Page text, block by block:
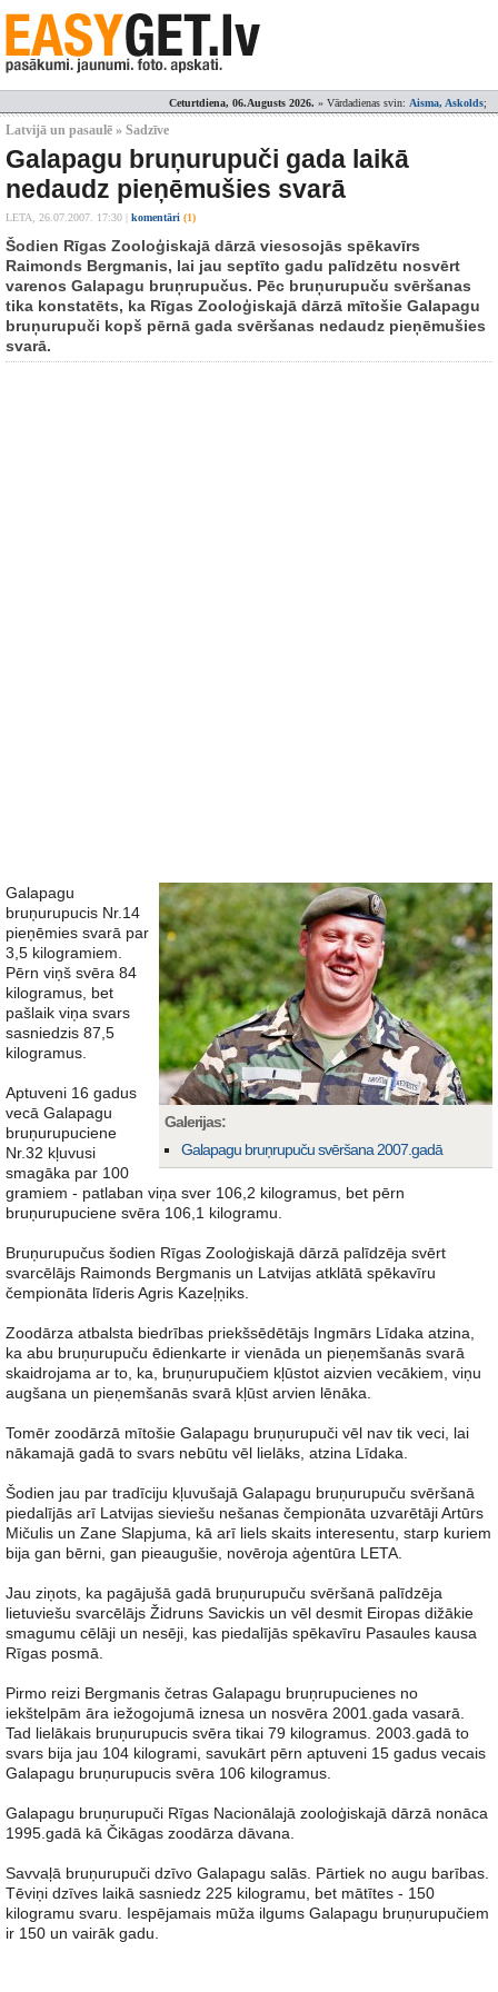
Ceturtdiena, 06.Augusts 2026. » Vārdadienas svin: Aisma, Askolds;
Latvijā un pasaulē » Sadzīve
Galapagu bruņurupuči gada laikā
nedaudz pieņēmušies svarā
LETA, 26.07.2007. 17:30 komentāri (1)
Šodien Rīgas Zooloģiskajā dārzā viesosojās spēkavīrs
Raimonds Bergmanis, lai jau septīto gadu palīdzētu nosvērt
varenos Galapagu bruņrupučus. Pēc bruņurupuču svēršanas
tika konstatēts, ka Rīgas Zooloģiskajā dārzā mītošie Galapagu
bruņurupuči kopš pērnā gada svēršanas nedaudz pieņēmušies
svarā.
Galerijas:
Galapagu bruņrupuču svēršana 2007.gadā
Galapagu
bruņurupucis Nr.14
pieņēmies svarā par
3,5 kilogramiem.
Pērn viņš svēra 84
kilogramus, bet
pašlaik viņa svars
sasniedzis 87,5
kilogramus.
Aptuveni 16 gadus
vecā Galapagu
bruņurupuciene
Nr.32 kļuvusi
smagāka par 100
gramiem - patlaban viņa sver 106,2 kilogramus, bet pērn
bruņurupuciene svēra 106,1 kilogramu.
Bruņurupučus šodien Rīgas Zooloģiskajā dārzā palīdzēja svērt
svarcēlājs Raimonds Bergmanis un Latvijas atklātā spēkavīru
čempionāta līderis Agris Kazeļņiks.
Zoodārza atbalsta biedrības priekšsēdētājs Ingmārs Līdaka atzina,
ka abu bruņurupuču ēdienkarte ir vienāda un pieņemšanās svarā
skaidrojama ar to, ka, bruņurupučiem kļūstot aizvien vecākiem, viņu
augšana un pieņemšanās svarā kļūst arvien lēnāka.
Tomēr zoodārzā mītošie Galapagu bruņurupuči vēl nav tik veci, lai
nākamajā gadā to svars nebūtu vēl lielāks, atzina Līdaka.
Šodien jau par tradīciju kļuvušajā Galapagu bruņurupuču svēršanā
piedalījās arī Latvijas sieviešu nešanas čempionāta uzvarētāji Artūrs
Mičulis un Zane Slapjuma, kā arī liels skaits interesentu, starp kuriem
bija gan bērni, gan pieaugušie, novēroja aģentūra LETA.
Jau ziņots, ka pagājušā gadā bruņurupuču svēršanā palīdzēja
lietuviešu svarcēlājs Židruns Savickis un vēl desmit Eiropas dižākie
smagumu cēlāji un nesēji, kas piedalījās spēkavīru Pasaules kausa
Rīgas posmā.
Pirmo reizi Bergmanis četras Galapagu bruņrupucienes no
iekštelpām āra iežogojumā iznesa un nosvēra 2001.gada vasarā.
Tad lielākais bruņurupucis svēra tikai 79 kilogramus. 2003.gadā to
svars bija jau 104 kilogrami, savukārt pērn aptuveni 15 gadus vecais
Galapagu bruņurupucis svēra 106 kilogramus.
Galapagu bruņurupuči Rīgas Nacionālajā zooloģiskajā dārzā nonāca
1995.gadā kā Čikāgas zoodārza dāvana.
Savvaļā bruņurupuči dzīvo Galapagu salās. Pārtiek no augu barības.
Tēviņi dzīves laikā sasniedz 225 kilogramu, bet mātītes - 150
kilogramu svaru. Iespējamais mūža ilgums Galapagu bruņurupučiem
ir 150 un vairāk gadu.